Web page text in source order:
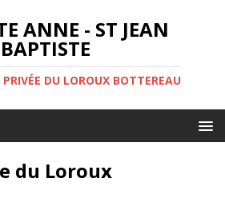
ANNE - ST JEAN
BAPTISTE
DU LOROUX BOTTEREAU
du Loroux